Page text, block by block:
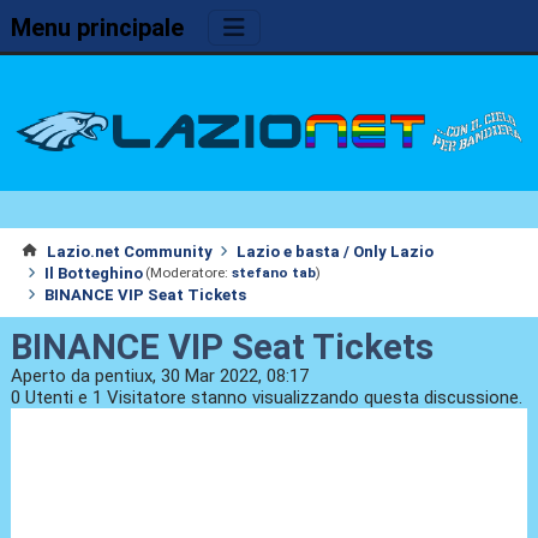
Menu principale
Lazio.net Community
Lazio e basta / Only Lazio
Il Botteghino (Moderatore: stefano tab)
BINANCE VIP Seat Tickets
BINANCE VIP Seat Tickets
Aperto da pentiux, 30 Mar 2022, 08:17
0 Utenti e 1 Visitatore stanno visualizzando questa discussione.